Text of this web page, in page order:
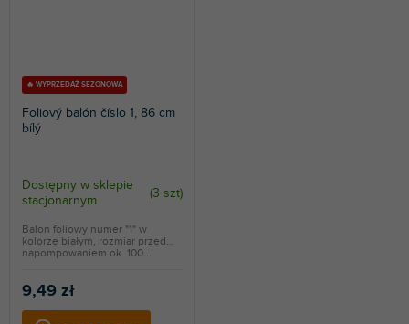
🔥 WYPRZEDAŻ SEZONOWA
Foliový balón číslo 1, 86 cm
bílý
Dostępny w sklepie
stacjonarnym
(3 szt)
9,49 zł
Balon foliowy numer "1" w
kolorze białym, rozmiar przed
napompowaniem ok. 100...